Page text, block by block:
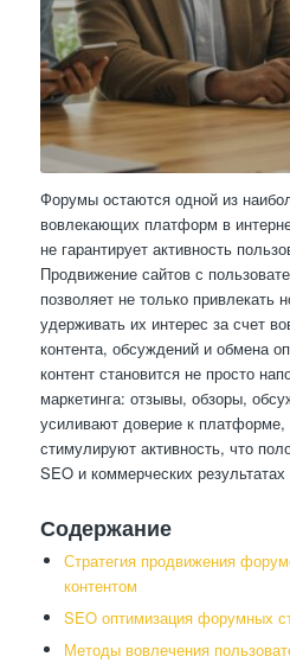
Форумы остаются одной из
вовлекающих платформ в
не гарантирует активность
Продвижение сайтов с
позволяет не только привлекать
удерживать их интерес за счет
контента, обсуждений и обмена
контент становится не просто
маркетинга: отзывы, обзоры,
усиливают доверие к
стимулируют активность, что
SEO и коммерческих результатах
Содержание
Стратегия продвижения
контентом
SEO оптимизация форумных
Методы вовлечения